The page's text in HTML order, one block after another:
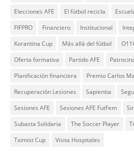
Elecciones AFE
El fútbol recicla
FIFPRO
Financiero Institucional
Korantina Cup
Más allá del fútbol
Oferta formativa
Partido AFE
Planificación financiera
Premio Carlos
Recuperación Lesiones
Sapientia
Sesiones AFE
Sesiones AFE FutFem
Subasta Solidaria
The Soccer Player
Tximist Cup
Visita Hospitales